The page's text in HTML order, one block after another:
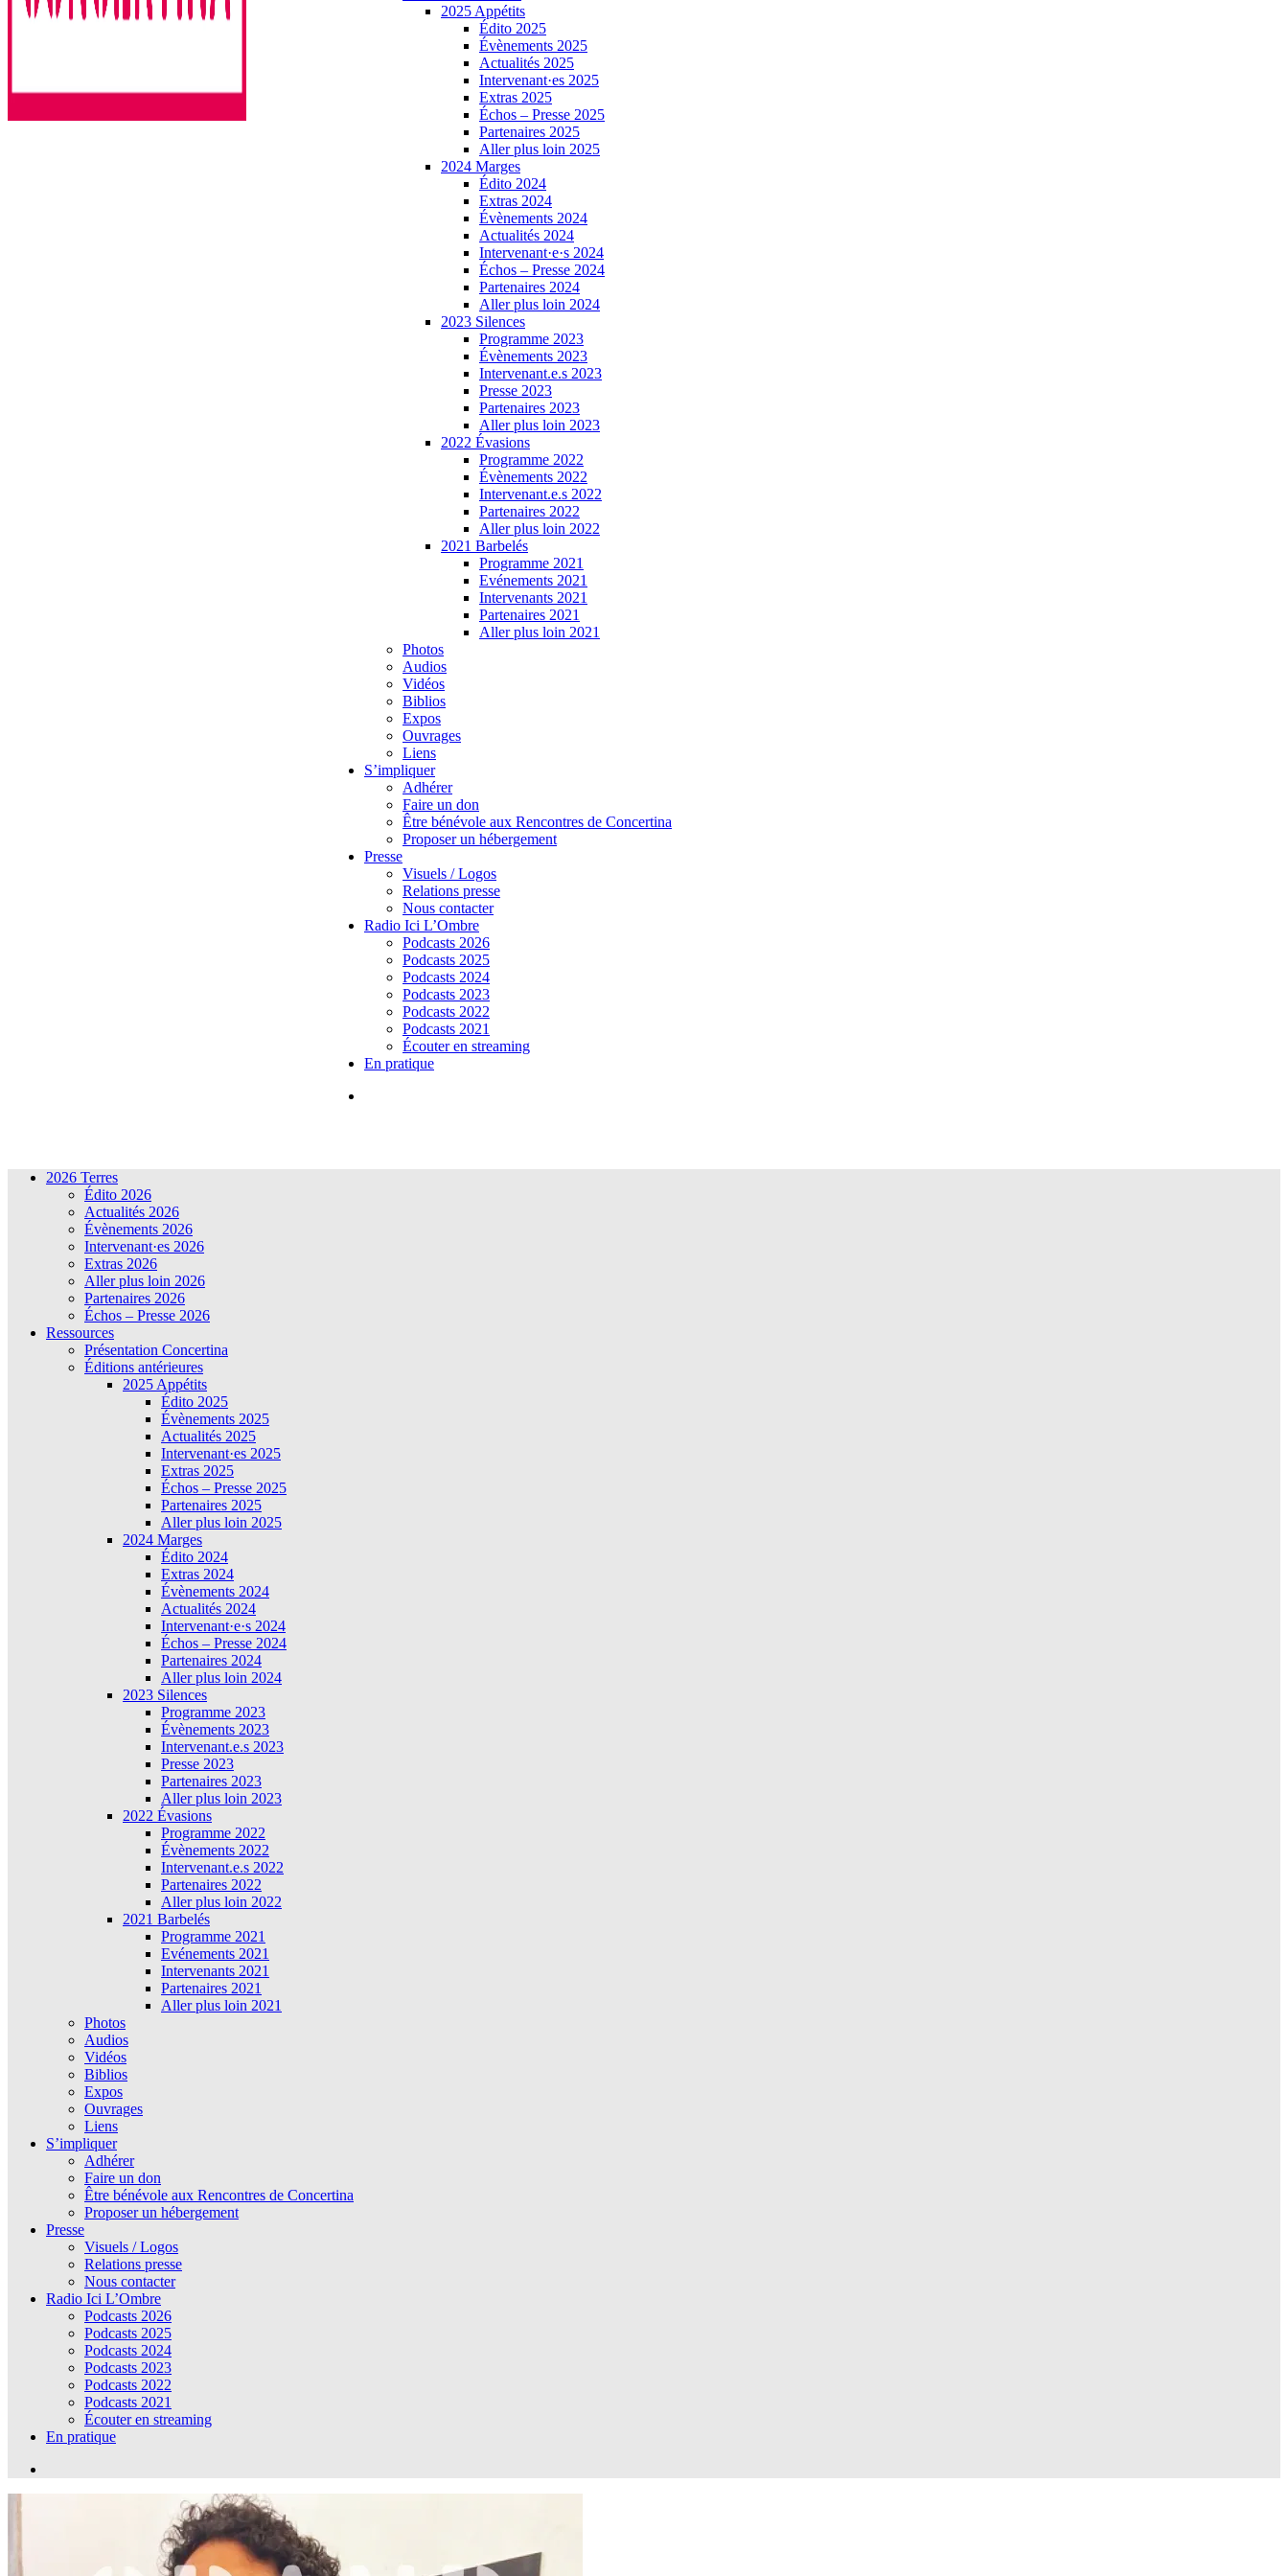
2025 Appétits
Édito 2025
Évènements 2025
Actualités 2025
Intervenant·es 2025
Extras 2025
Échos – Presse 2025
Partenaires 2025
Aller plus loin 2025
2024 Marges
Édito 2024
Extras 2024
Évènements 2024
Actualités 2024
Intervenant·e·s 2024
Échos – Presse 2024
Partenaires 2024
Aller plus loin 2024
2023 Silences
Programme 2023
Évènements 2023
Intervenant.e.s 2023
Presse 2023
Partenaires 2023
Aller plus loin 2023
2022 Évasions
Programme 2022
Évènements 2022
Intervenant.e.s 2022
Partenaires 2022
Aller plus loin 2022
2021 Barbelés
Programme 2021
Evénements 2021
Intervenants 2021
Partenaires 2021
Aller plus loin 2021
Photos
Audios
Vidéos
Biblios
Expos
Ouvrages
Liens
S’impliquer
Adhérer
Faire un don
Être bénévole aux Rencontres de Concertina
Proposer un hébergement
Presse
Visuels / Logos
Relations presse
Nous contacter
Radio Ici L’Ombre
Podcasts 2026
Podcasts 2025
Podcasts 2024
Podcasts 2023
Podcasts 2022
Podcasts 2021
Écouter en streaming
En pratique
2026 Terres
Édito 2026
Actualités 2026
Évènements 2026
Intervenant·es 2026
Extras 2026
Aller plus loin 2026
Partenaires 2026
Échos – Presse 2026
Ressources
Présentation Concertina
Éditions antérieures
2025 Appétits
Édito 2025
Évènements 2025
Actualités 2025
Intervenant·es 2025
Extras 2025
Échos – Presse 2025
Partenaires 2025
Aller plus loin 2025
2024 Marges
Édito 2024
Extras 2024
Évènements 2024
Actualités 2024
Intervenant·e·s 2024
Échos – Presse 2024
Partenaires 2024
Aller plus loin 2024
2023 Silences
Programme 2023
Évènements 2023
Intervenant.e.s 2023
Presse 2023
Partenaires 2023
Aller plus loin 2023
2022 Évasions
Programme 2022
Évènements 2022
Intervenant.e.s 2022
Partenaires 2022
Aller plus loin 2022
2021 Barbelés
Programme 2021
Evénements 2021
Intervenants 2021
Partenaires 2021
Aller plus loin 2021
Photos
Audios
Vidéos
Biblios
Expos
Ouvrages
Liens
S’impliquer
Adhérer
Faire un don
Être bénévole aux Rencontres de Concertina
Proposer un hébergement
Presse
Visuels / Logos
Relations presse
Nous contacter
Radio Ici L’Ombre
Podcasts 2026
Podcasts 2025
Podcasts 2024
Podcasts 2023
Podcasts 2022
Podcasts 2021
Écouter en streaming
En pratique